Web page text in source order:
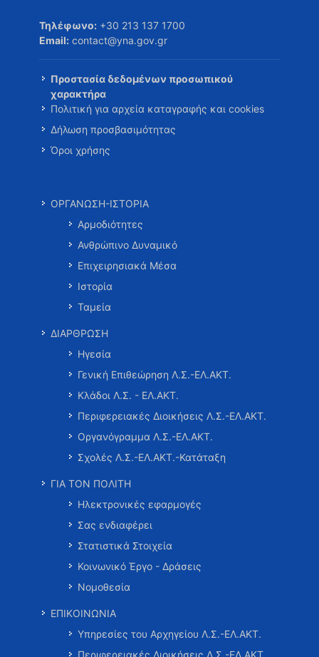
Τηλέφωνο: +30 213 137 1700
Email: contact@yna.gov.gr
Προστασία δεδομένων προσωπικού
χαρακτήρα
Πολιτική για αρχεία καταγραφής και cookies
Δήλωση προσβασιμότητας
Όροι χρήσης
ΟΡΓΑΝΩΣΗ-ΙΣΤΟΡΙΑ
Αρμοδιότητες
Ανθρώπινο Δυναμικό
Επιχειρησιακά Μέσα
Ιστορία
Ταμεία
ΔΙΑΡΘΡΩΣΗ
Ηγεσία
Γενική Επιθεώρηση Λ.Σ.-ΕΛ.ΑΚΤ.
Κλάδοι Λ.Σ. - ΕΛ.ΑΚΤ.
Περιφερειακές Διοικήσεις Λ.Σ.-ΕΛ.ΑΚΤ.
Οργανόγραμμα Λ.Σ.-ΕΛ.ΑΚΤ.
Σχολές Λ.Σ.-ΕΛ.ΑΚΤ.-Κατάταξη
ΓΙΑ ΤΟΝ ΠΟΛΙΤΗ
Ηλεκτρονικές εφαρμογές
Σας ενδιαφέρει
Στατιστικά Στοιχεία
Κοινωνικό Έργο - Δράσεις
Νομοθεσία
ΕΠΙΚΟΙΝΩΝΙΑ
Υπηρεσίες του Αρχηγείου Λ.Σ.-ΕΛ.ΑΚΤ.